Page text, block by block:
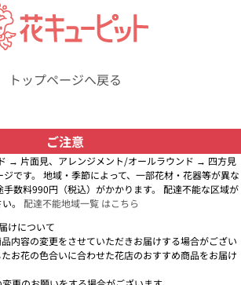
トップページへ戻る
ご注意
→ 片面見、アレンジメント/オールラウンド → 四方見
です。 地域・季節によって、一部花材・花器等が異な
手数料990円（税込）がかかります。 配達不能な区域が
。 配達不能地域一覧 はこちら
けについて
内容の変更をさせていただきお届けする場合がござい
お花の色合いに合わせた花店のおすすめ商品をお届け